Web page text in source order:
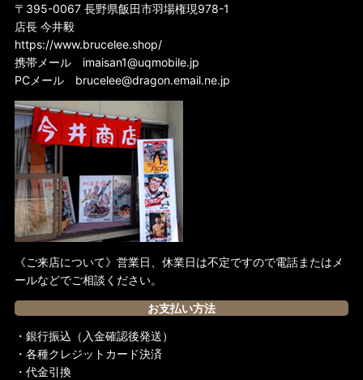
〒395-0067 長野県飯田市羽場権現978-1
店長 今井毅
https://www.brucelee.shop/
携帯メール imaisan1@uqmobile.jp
PCメール brucelee@dragon.email.ne.jp
《ご来店について》営業日、休業日は不定ですので電話またはメ
ールなどでご相談ください。
お支払い方法
・銀行振込（入金確認後発送）
・各種クレジットカード決済
・代金引換